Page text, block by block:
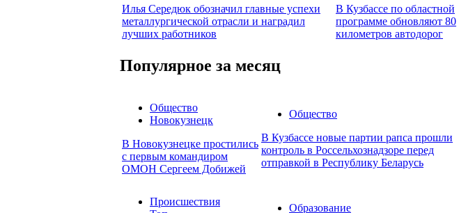
Илья Середюк обозначил главные успехи
металлургической отрасли и наградил
лучших работников
В Кузбассе по областной
программе обновляют 80
километров автодорог
Популярное за месяц
Общество
Новокузнецк
В Новокузнецке простились
с первым командиром
ОМОН Сергеем Добижей
Общество
В Кузбассе новые партии рапса прошли
контроль в Россельхознадзоре перед
отправкой в Республику Беларусь
Происшествия
Образование